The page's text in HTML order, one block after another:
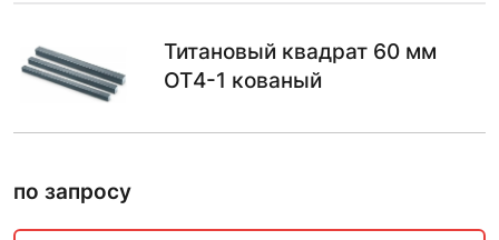
Титановый квадрат 60 мм
ОТ4-1 кованый
по запросу